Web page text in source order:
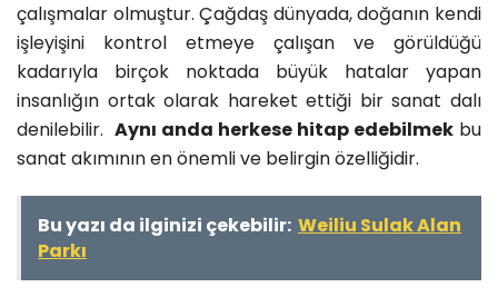
çalışmalar olmuştur. Çağdaş dünyada, doğanın kendi
işleyişini kontrol etmeye çalışan ve görüldüğü
kadarıyla birçok noktada büyük hatalar yapan
insanlığın ortak olarak hareket ettiği bir sanat dalı
denilebilir. Aynı anda herkese hitap edebilmek bu
sanat akımının en önemli ve belirgin özelliğidir.
Bu yazı da ilginizi çekebilir: Weiliu Sulak Alan
Parkı